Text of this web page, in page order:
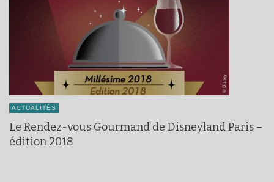
ACTUALITÉS
Le Rendez-vous Gourmand de Disneyland Paris –
édition 2018